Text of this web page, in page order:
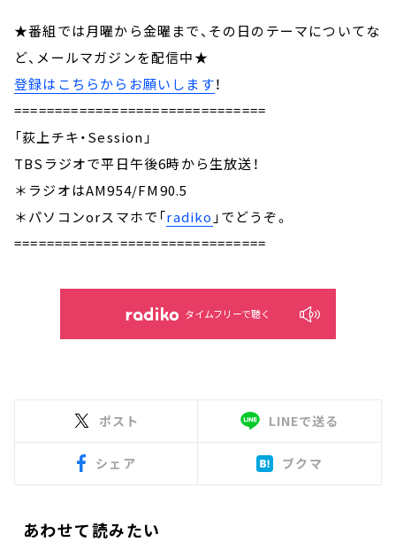
★番組では月曜から金曜まで、その日のテーマについてな
ど、メールマガジンを配信中★
登録はこちらからお願いします！
===============================
「荻上チキ・Session」
TBSラジオで平日午後6時から生放送！
＊ラジオはAM954/FM90.5
＊パソコンorスマホで「radiko 」でどうぞ。
===============================
タイムフリーで聴く
ポスト LINEで送る
シェア ブクマ
あわせて読みたい